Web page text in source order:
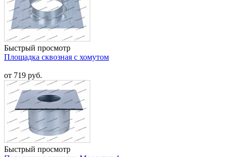
Быстрый просмотр
Площадка сквозная с хомутом
от 719 руб.
Быстрый просмотр